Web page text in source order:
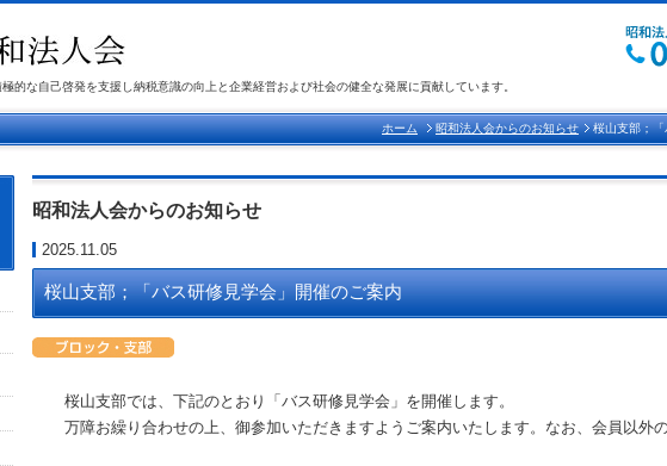
的な自己啓発を支援し納税意識の向上と企業経営および社会の健全な発展に貢献しています。
ホーム 昭和法人会からのお知らせ 桜山支部；
昭和法人会からのお知らせ
2025.11.05
桜山支部；「バス研修見学会」開催のご案内
桜山支部では、下記のとおり「バス研修見学会」を開催します。
万障お繰り合わせの上、御参加いただきますようご案内いたします。なお、会員以外の